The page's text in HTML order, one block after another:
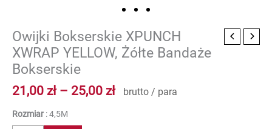
Owijki Bokserskie XPUNCH
XWRAP YELLOW, Żółte Bandaże
Bokserskie
21,00 zł – 25,00 zł
Zakres
cen:
od
do
25,00 zł
brutto / para
Rozmiar 4,5M
ilość
Owijki
Bokserskie
XPUNCH
XWRAP
YELLOW,
Żółte
Bandaże